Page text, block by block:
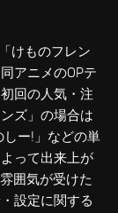
けものフレン
アニメのOPテ
回の人気・注
ズ」の場合は
ー!」 などの単
って出来上が
囲気が受けた
設定に関する